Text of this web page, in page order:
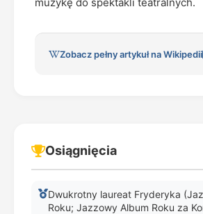
Zobacz pełny artykuł na Wikipedii
Osiągnięcia
Dwukrotny laureat Fryderyka
Roku; Jazzowy Album Roku za